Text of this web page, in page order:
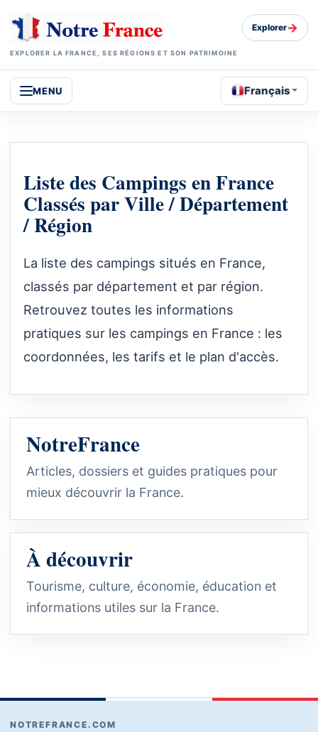
EXPLORER LA FRANCE, SES RÉGIONS ET SON PATRIMOINE
Explorer→
MENU Français
Liste des Campings en France
Classés par Ville / Département
/ Région
La liste des campings situés en France,
classés par département et par région.
Retrouvez toutes les informations
pratiques sur les campings en France : les
coordonnées, les tarifs et le plan d'accès.
NotreFrance
Articles, dossiers et guides pratiques pour
mieux découvrir la France.
À découvrir
Tourisme, culture, économie, éducation et
informations utiles sur la France.
NOTREFRANCE.COM